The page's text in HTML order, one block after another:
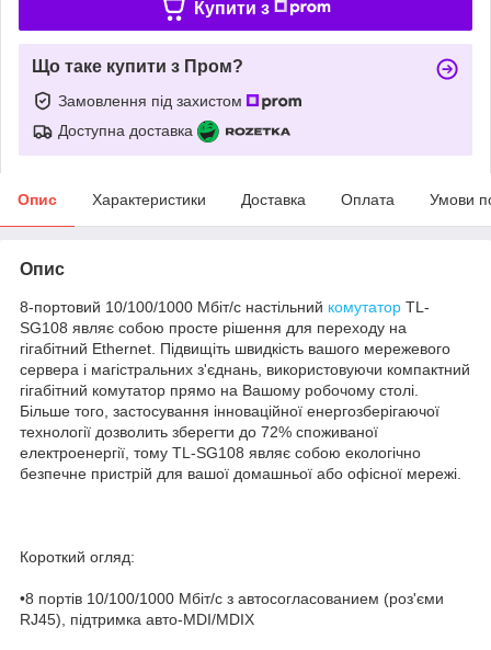
Купити з
Що таке купити з Пром?
Замовлення під захистом
Доступна доставка
Опис Характеристики Доставка Оплата Умови
Опис
8-портовий 10/100/1000 Мбіт/с настільний комутатор TL-
SG108 являє собою просте рішення для переходу на
гігабітний Ethernet. Підвищіть швидкість вашого мережевого
сервера і магістральних з'єднань, використовуючи компактний
гігабітний комутатор прямо на Вашому робочому столі.
Більше того, застосування інноваційної енергозберігаючої
технології дозволить зберегти до 72% споживаної
електроенергії, тому TL-SG108 являє собою екологічно
безпечне пристрій для вашої домашньої або офісної мережі.
Короткий огляд:
•8 портів 10/100/1000 Мбіт/с з автосогласованием (роз'єми
RJ45), підтримка авто-MDI/MDIX